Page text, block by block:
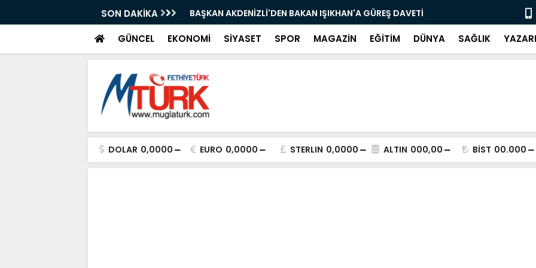
SON DAKİKA
IŞIKHAN'A GÜREŞ DAVETİ "Bir Sonraki Yangını Bugün Önleyebiliriz" Çağrısı Selahattin
GÜNCEL EKONOMİ SİYASET SPOR MAGAZİN EĞİTİM DÜNYA SAĞLIK
DOLAR 0,0000 EURO 0,0000 STERLIN 0,0000 ALTIN 000,00 BİST 00.000